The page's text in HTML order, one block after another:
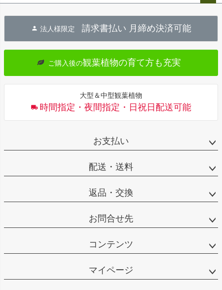
へ
法人様限定 請求書払い 月締め決済可能
ご購入後の観葉植物の育て方も充実
大型＆中型観葉植物
時間指定・夜間指定・日祝日配送可能
お支払い
配送・送料
返品・交換
お問合せ先
コンテンツ
マイページ